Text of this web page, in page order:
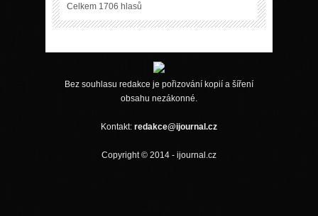
Celkem 1706 hlasů
Bez souhlasu redakce je pořizování kopií a šíření
obsahu nezákonné.
Kontakt: redakce@ijournal.cz
Copyright © 2014 - ijournal.cz